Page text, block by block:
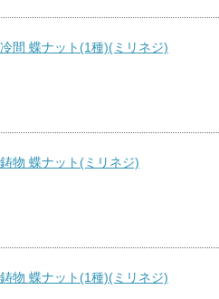
間 蝶ナット(1種)(ミリネジ)
物 蝶ナット(ミリネジ)
物 蝶ナット(1種)(ミリネジ)